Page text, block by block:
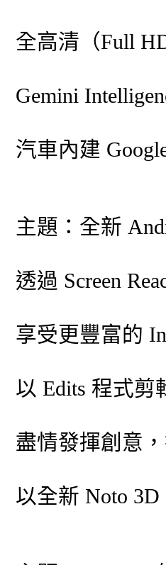
全高清（Full
Gemini
汽車內建
主題：全新
透過 Screen
享受更豐富的
以 Edits 程式
盡情發揮創意
以全新 Noto